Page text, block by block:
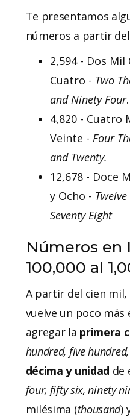
Te presentamos
números a partir del
2,594 - Dos
Cuatro - Two
and Ninety Four.
4,820 - Cuatro
Veinte - Four
and Twenty.
12,678 - Doce
y Ocho -
Seventy Eight
Números en
100,000 al
A partir del cien mil,
vuelve un poco más
agregar la primera
hundred, five
décima y unidad de
four, fifty six, ninety
milésima (thousand)